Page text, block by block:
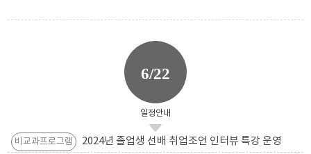
6/22
일정안내
비교과프로그램 2024년 졸업생 선배 취업조언 인터뷰 특강 운영